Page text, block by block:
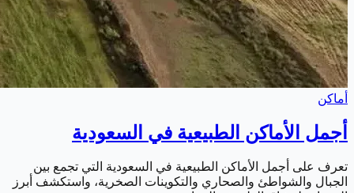
أماكن
أجمل الأماكن الطبيعية في السعودية
تعرف على أجمل الأماكن الطبيعية في السعودية التي تجمع بين
الجبال والشواطئ والصحاري والتكوينات الصخرية، واستكشف أبرز